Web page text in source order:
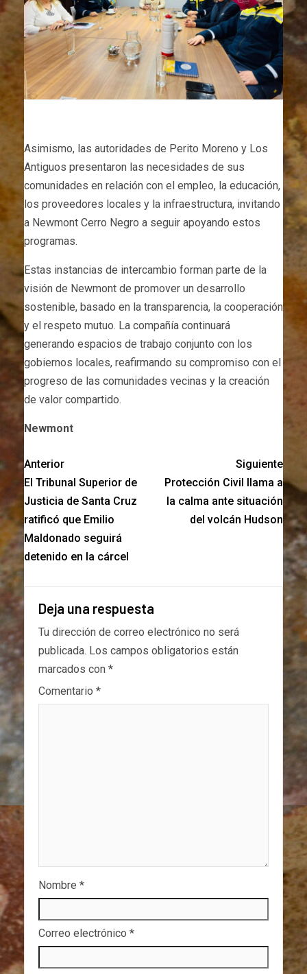
Asimismo, las autoridades de Perito Moreno y Los
Antiguos presentaron las necesidades de sus
comunidades en relación con el empleo, la educación,
los proveedores locales y la infraestructura, invitando
a Newmont Cerro Negro a seguir apoyando estos
programas.
Estas instancias de intercambio forman parte de la
visión de Newmont de promover un desarrollo
sostenible, basado en la transparencia, la cooperación
y el respeto mutuo. La compañía continuará
generando espacios de trabajo conjunto con los
gobiernos locales, reafirmando su compromiso con el
progreso de las comunidades vecinas y la creación
de valor compartido.
Newmont
Anterior
El Tribunal Superior de
Justicia de Santa Cruz
ratificó que Emilio
Maldonado seguirá
detenido en la cárcel
Siguiente
Protección Civil llama a
la calma ante situación
del volcán Hudson
Deja una respuesta
Tu dirección de correo electrónico no será
publicada. Los campos obligatorios están
marcados con *
Comentario *
Nombre *
Correo electrónico *